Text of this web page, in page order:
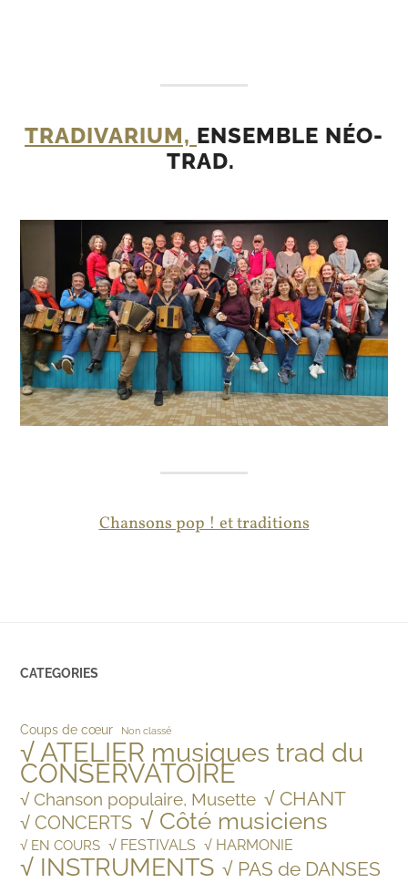
TRADIVARIUM, ENSEMBLE NÉO-
TRAD.
Chansons pop ! et traditions
CATEGORIES
Coups de cœur Non classé
√ ATELIER musiques trad du
CONSERVATOIRE
√ Chanson populaire, Musette √ CHANT
√ CONCERTS √ Côté musiciens
√ EN COURS √ FESTIVALS √ HARMONIE
√ INSTRUMENTS √ PAS de DANSES